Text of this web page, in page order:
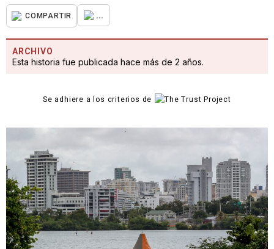
COMPARTIR ...
ARCHIVO
Esta historia fue publicada hace más de 2 años.
Se adhiere a los criterios de